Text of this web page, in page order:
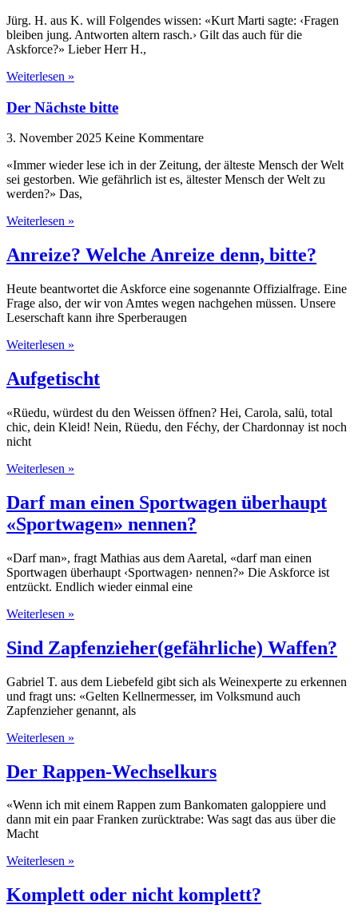
Jürg. H. aus K. will Folgendes wissen: «Kurt Marti sagte: ‹Fragen
bleiben jung. Antworten altern rasch.› Gilt das auch für die
Askforce?» Lieber Herr H.,
Weiterlesen »
Der Nächste bitte
3. November 2025 Keine Kommentare
«Immer wieder lese ich in der Zeitung, der älteste Mensch der Welt
sei gestorben. Wie gefährlich ist es, ältester Mensch der Welt zu
werden?» Das,
Weiterlesen »
Anreize? Welche Anreize denn, bitte?
Heute beantwortet die Askforce eine sogenannte Offizialfrage. Eine
Frage also, der wir von Amtes wegen nachgehen müssen. Unsere
Leserschaft kann ihre Sperberaugen
Weiterlesen »
Aufgetischt
«Rüedu, würdest du den Weissen öffnen? Hei, Carola, salü, total
chic, dein Kleid! Nein, Rüedu, den Féchy, der Chardonnay ist noch
nicht
Weiterlesen »
Darf man einen Sportwagen überhaupt
«Sportwagen» nennen?
«Darf man», fragt Mathias aus dem Aaretal, «darf man einen
Sportwagen überhaupt ‹Sportwagen› nennen?» Die Askforce ist
entzückt. Endlich wieder einmal eine
Weiterlesen »
Sind Zapfenzieher(gefährliche) Waffen?
Gabriel T. aus dem Liebefeld gibt sich als Weinexperte zu erkennen
und fragt uns: «Gelten Kellnermesser, im Volksmund auch
Zapfenzieher genannt, als
Weiterlesen »
Der Rappen-Wechselkurs
«Wenn ich mit einem Rappen zum Bankomaten galoppiere und
dann mit ein paar Franken zurücktrabe: Was sagt das aus über die
Macht
Weiterlesen »
Komplett oder nicht komplett?